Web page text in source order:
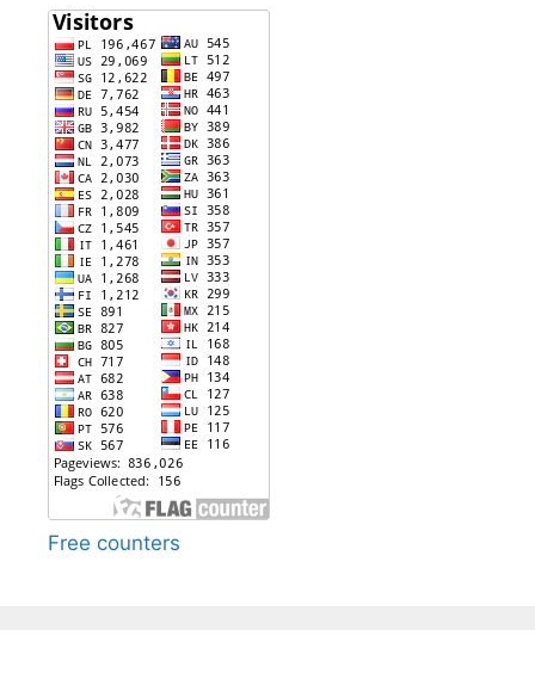
Free counters